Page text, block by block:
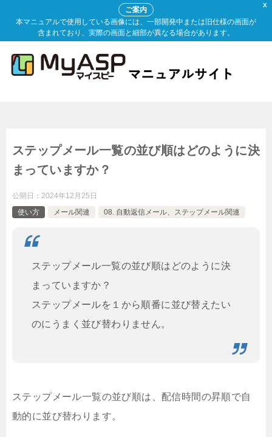
X
ご案内
本マニュアルで使用している画像には、一部開発中または旧仕様の画面が
含まれており、実際の画面と細部が異なる場合があります。
ステップメール一覧の並び順はどのように決
まっていますか？
公開日： 2024年12月25日
使い方
メール関連 08. 自動返信メール、ステップメール関連
ステップメール一覧の並び順はどのように決
まっていますか？
ステップメールを１から順番に並び替えたい
のにうまく並び替わりません。
ステップメール一覧の並び順は、配信時間の昇順で自
動的に並び替わります。